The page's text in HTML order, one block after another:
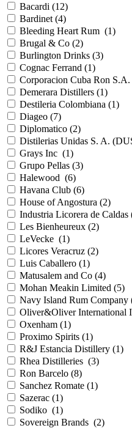
Bacardi (12)
Bardinet (4)
Bleeding Heart Rum (1)
Brugal & Co (2)
Burlington Drinks (3)
Cognac Ferrand (1)
Corporacion Cuba Ron S.A.
Demerara Distillers (1)
Destileria Colombiana (1)
Diageo (7)
Diplomatico (2)
Distilerias Unidas S. A.
Grays Inc (1)
Grupo Pellas (3)
Halewood (6)
Havana Club (6)
House of Angostura (2)
Industria Licorera de Caldas
Les Bienheureux (2)
LeVecke (1)
Licores Veracruz (2)
Luis Caballero (1)
Matusalem and Co (4)
Mohan Meakin Limited (5)
Navy Island Rum Company
Oliver&Oliver International
Oxenham (1)
Proximo Spirits (1)
R&J Estancia Distillery (1)
Rhea Distilleries (3)
Ron Barcelo (8)
Sanchez Romate (1)
Sazerac (1)
Sodiko (1)
Sovereign Brands (2)